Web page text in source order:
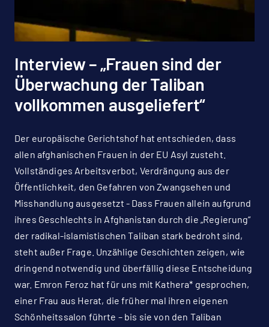
Interview – „Frauen sind der
Überwachung der Taliban
vollkommen ausgeliefert“
Der europäische Gerichtshof hat entschieden, dass
allen afghanischen Frauen in der EU Asyl zusteht.
Vollständiges Arbeitsverbot, Verdrängung aus der
Öffentlichkeit, den Gefahren von Zwangsehen und
Misshandlung ausgesetzt - Dass Frauen allein aufgrund
ihres Geschlechts in Afghanistan durch die „Regierung“
der radikal-islamistischen Taliban stark bedroht sind,
steht außer Frage. Unzählige Geschichten zeigen, wie
dringend notwendig und überfällig diese Entscheidung
war. Emron Feroz hat für uns mit Kathera* gesprochen,
einer Frau aus Herat, die früher mal ihren eigenen
Schönheitssalon führte – bis sie von den Taliban